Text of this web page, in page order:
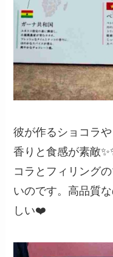
彼が作るショコラ
香りと食感が素敵
コラとフィリング
いのです。高品質
しい❤️